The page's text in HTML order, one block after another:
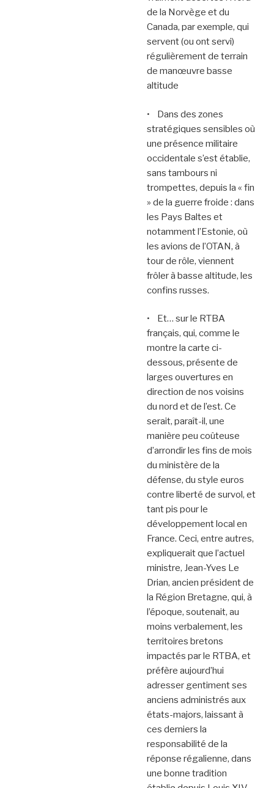
de la Norvège et du
Canada, par exemple, qui
servent (ou ont servi)
régulièrement de terrain
de manœuvre basse
altitude
• Dans des zones
stratégiques sensibles où
une présence militaire
occidentale s’est établie,
sans tambours ni
trompettes, depuis la « fin
» de la guerre froide : dans
les Pays Baltes et
notamment l’Estonie, où
les avions de l’OTAN, à
tour de rôle, viennent
frôler à basse altitude, les
confins russes.
• Et… sur le RTBA
français, qui, comme le
montre la carte ci-
dessous, présente de
larges ouvertures en
direction de nos voisins
du nord et de l’est. Ce
serait, paraît-il, une
manière peu coûteuse
d’arrondir les fins de mois
du ministère de la
défense, du style euros
contre liberté de survol, et
tant pis pour le
développement local en
France. Ceci, entre autres,
expliquerait que l’actuel
ministre, Jean-Yves Le
Drian, ancien président de
la Région Bretagne, qui, à
l’époque, soutenait, au
moins verbalement, les
territoires bretons
impactés par le RTBA, et
préfère aujourd’hui
adresser gentiment ses
anciens administrés aux
états-majors, laissant à
ces derniers la
responsabilité de la
réponse régalienne, dans
une bonne tradition